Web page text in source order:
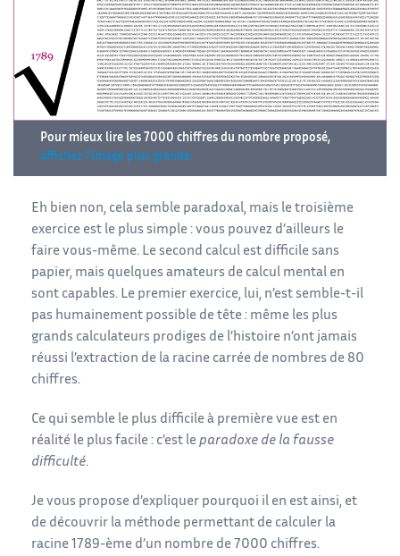
Pour mieux lire les 7000 chiffres du nombre proposé,
affichez l’image plus grande.
Eh bien non, cela semble paradoxal, mais le troisième
exercice est le plus simple : vous pouvez d’ailleurs le
faire vous-même. Le second calcul est difficile sans
papier, mais quelques amateurs de calcul mental en
sont capables. Le premier exercice, lui, n’est semble-t-il
pas humainement possible de tête : même les plus
grands calculateurs prodiges de l’histoire n’ont jamais
réussi l’extraction de la racine carrée de nombres de 80
chiffres.
Ce qui semble le plus difficile à première vue est en
réalité le plus facile : c’est le paradoxe de la fausse
difficulté.
Je vous propose d’expliquer pourquoi il en est ainsi, et
de découvrir la méthode permettant de calculer la
racine 1789-ème d’un nombre de 7000 chiffres.